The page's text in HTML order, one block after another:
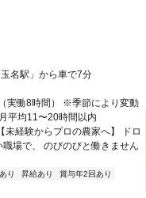
線「玉名駅」から車で7分
実働8時間） ※季節により変動
平均11〜20時間以内
経験からプロの農家へ】 ドロ
場で、 のびのびと働きません
り 昇給あり
賞与年2回あり